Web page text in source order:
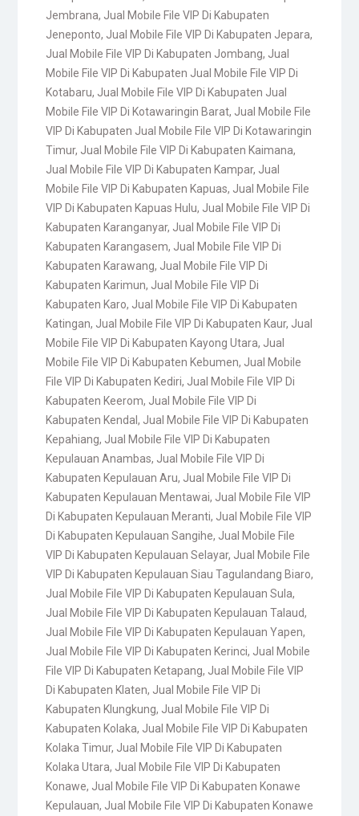
Jembrana, Jual Mobile File VIP Di Kabupaten
Jeneponto, Jual Mobile File VIP Di Kabupaten Jepara,
Jual Mobile File VIP Di Kabupaten Jombang, Jual
Mobile File VIP Di Kabupaten Jual Mobile File VIP Di
Kotabaru, Jual Mobile File VIP Di Kabupaten Jual
Mobile File VIP Di Kotawaringin Barat, Jual Mobile File
VIP Di Kabupaten Jual Mobile File VIP Di Kotawaringin
Timur, Jual Mobile File VIP Di Kabupaten Kaimana,
Jual Mobile File VIP Di Kabupaten Kampar, Jual
Mobile File VIP Di Kabupaten Kapuas, Jual Mobile File
VIP Di Kabupaten Kapuas Hulu, Jual Mobile File VIP Di
Kabupaten Karanganyar, Jual Mobile File VIP Di
Kabupaten Karangasem, Jual Mobile File VIP Di
Kabupaten Karawang, Jual Mobile File VIP Di
Kabupaten Karimun, Jual Mobile File VIP Di
Kabupaten Karo, Jual Mobile File VIP Di Kabupaten
Katingan, Jual Mobile File VIP Di Kabupaten Kaur, Jual
Mobile File VIP Di Kabupaten Kayong Utara, Jual
Mobile File VIP Di Kabupaten Kebumen, Jual Mobile
File VIP Di Kabupaten Kediri, Jual Mobile File VIP Di
Kabupaten Keerom, Jual Mobile File VIP Di
Kabupaten Kendal , Jual Mobile File VIP Di Kabupaten
Kepahiang, Jual Mobile File VIP Di Kabupaten
Kepulauan Anambas, Jual Mobile File VIP Di
Kabupaten Kepulauan Aru, Jual Mobile File VIP Di
Kabupaten Kepulauan Mentawai, Jual Mobile File VIP
Di Kabupaten Kepulauan Meranti, Jual Mobile File VIP
Di Kabupaten Kepulauan Sangihe, Jual Mobile File
VIP Di Kabupaten Kepulauan Selayar, Jual Mobile File
VIP Di Kabupaten Kepulauan Siau Tagulandang Biaro,
Jual Mobile File VIP Di Kabupaten Kepulauan Sula,
Jual Mobile File VIP Di Kabupaten Kepulauan Talaud,
Jual Mobile File VIP Di Kabupaten Kepulauan Yapen,
Jual Mobile File VIP Di Kabupaten Kerinci, Jual Mobile
File VIP Di Kabupaten Ketapang, Jual Mobile File VIP
Di Kabupaten Klaten, Jual Mobile File VIP Di
Kabupaten Klungkung, Jual Mobile File VIP Di
Kabupaten Kolaka, Jual Mobile File VIP Di Kabupaten
Kolaka Timur, Jual Mobile File VIP Di Kabupaten
Kolaka Utara, Jual Mobile File VIP Di Kabupaten
Konawe, Jual Mobile File VIP Di Kabupaten Konawe
Kepulauan, Jual Mobile File VIP Di Kabupaten Konawe